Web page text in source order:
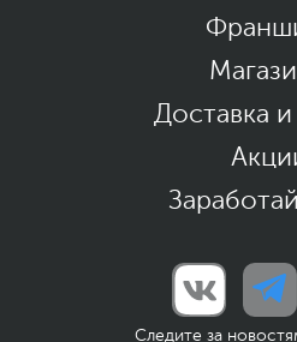
Доставка
Следите за